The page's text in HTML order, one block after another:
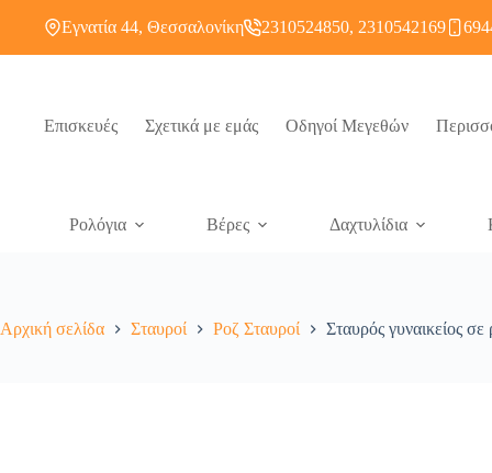
Εγνατία 44, Θεσσαλονίκη 2310524850, 2310542169
Επισκευές Σχετικά με εμάς Οδηγοί Μεγεθών
Ρολόγια Βέρες Δαχτυλίδια
Αρχική σελίδα Σταυροί Ροζ Σταυροί Σταυρός γυναικείος